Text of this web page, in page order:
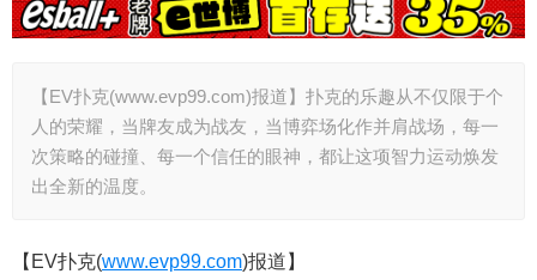
【EV扑克(www.evp99.com)报道】扑克的乐趣从不仅限于个
人的荣耀，当牌友成为战友，当博弈场化作并肩战场，每一
次策略的碰撞、每一个信任的眼神，都让这项智力运动焕发
出全新的温度。
【EV扑克(www.evp99.com)报道】